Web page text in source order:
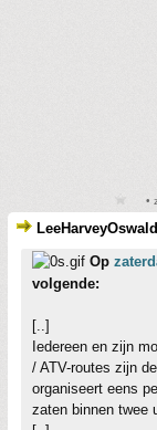
•
LeeHarveyOswald
Op
volgende:
[..]
Iedereen en zijn
/ ATV-routes zijn
organiseert eens
zaten binnen twee